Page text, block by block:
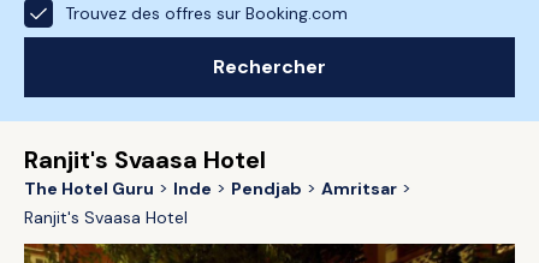
Trouvez des offres sur Booking.com
Rechercher
Ranjit's Svaasa Hotel
The Hotel Guru Inde Pendjab
Amritsar
Ranjit's Svaasa Hotel